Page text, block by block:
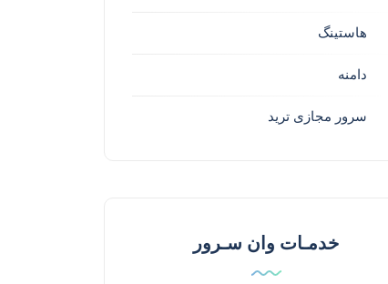
هاستینگ
دامنه
سرور مجازی ترید
خدمـات وان سـرور